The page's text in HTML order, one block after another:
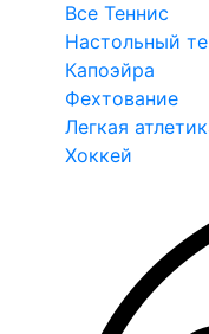
Все Теннис
Настольный
Капоэйра
Фехтование
Легкая
Хоккей